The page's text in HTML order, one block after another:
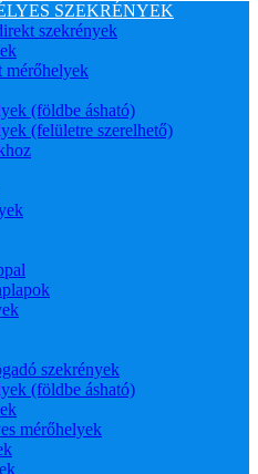
SZEKRÉNYEK
szekrények
mérőhelyek
(földbe ásható)
(felületre szerelhető)
szekrények
(földbe ásható)
mérőhelyek